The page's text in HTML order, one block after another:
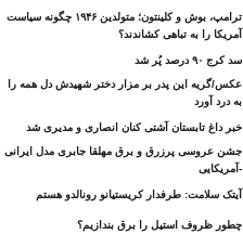
ترامپ، بوش و کلینتون؛ متولدین ۱۹۴۶ چگونه سیاست
آمریکا را به تباهی کشاندند؟
سد کرج ۹۰ درصد پُر شد
عکس/گریه این پدر بر مزار دختر شهیدش دل همه را
به درد آورد
خبر داغ تابستان آشتی کنان انصاری و مدیری شد
جشن عروسی پرزرق و برق مهلقا جابری مدل ایرانی
-آمریکایی
آیتک سلامت: طرفدار کریستیانو رونالدو هستم
چطور ظروف استیل را برق بندازیم؟